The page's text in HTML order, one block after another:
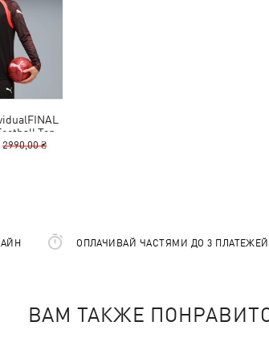
Top
2990,00 ₴
ОПЛАЧИВАЙ ЧАСТЯМИ ДО 3 ПЛАТЕЖЕЙ
ВАМ ТАКЖЕ